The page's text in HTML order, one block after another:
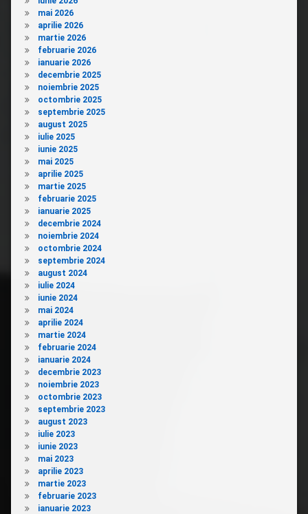
mai 2026
aprilie 2026
martie 2026
februarie 2026
ianuarie 2026
decembrie 2025
noiembrie 2025
octombrie 2025
septembrie 2025
august 2025
iulie 2025
iunie 2025
mai 2025
aprilie 2025
martie 2025
februarie 2025
ianuarie 2025
decembrie 2024
noiembrie 2024
octombrie 2024
septembrie 2024
august 2024
iulie 2024
iunie 2024
mai 2024
aprilie 2024
martie 2024
februarie 2024
ianuarie 2024
decembrie 2023
noiembrie 2023
octombrie 2023
septembrie 2023
august 2023
iulie 2023
iunie 2023
mai 2023
aprilie 2023
martie 2023
februarie 2023
ianuarie 2023